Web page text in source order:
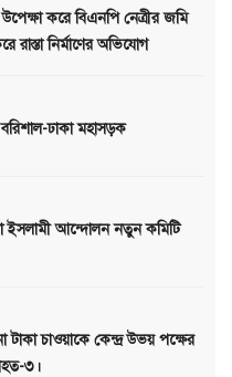
করে বিএনপি নেত্রীর জমি
নির্মাণের অভিযোগ
বরিশাল-ঢাকা মহাসড়ক
ইসলামী আন্দোলন নতুন কমিটি
টাকা চাওয়াকে কেন্দ্র উভয় পক্ষের
৩।